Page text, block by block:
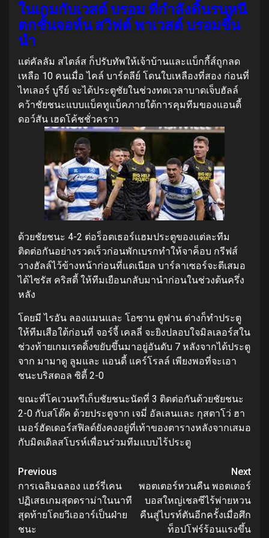
ในเกมกับเวสต์ บรอม ที่กําลังดิ้นรนหนี
ตกชั้นจอห์น สวิฟต์ พาเวสต์ บรอมขึ้น
นํา
แต่คัลลัม สไตล์ส ก็ปรับทัพให้เจ้าบ้านและแบ็กกี้ส์ถูกลด
เหลือ 10 คนเมื่อ ไคล์ บาร์ตลีย์ โดนใบเหลืองที่สอง ก่อนที่
ไทเลอร์ บูรีย์ จะได้ประตูชัยในช่วงทดเวลาบาดเจ็บฮัลล์
คว้าชัยชนะแบบแบ็คทูแบ็คภายใต้การคุมทีมของแอนดี้
ดอว์สัน เฮดโค้ชชั่วคราว
ด้วยชัยชนะ 4-2 ต่อร็อตเธอร์แฮมประตูของแต่ละทีม
ติดต่อกันอย่างรวดเร็วก่อนพักเบรกทําให้จาค็อบ กรีฟส์
วางฮัลล์ไว้ข้างหน้าก่อนที่แดเนียล บาร์ลาเซอร์จะตีเสมอ
ได้ไซรัส คริสตี้ ให้ทีมเยือนกลับมานําก่อนในช่วงต้นครึ่ง
หลัง
โดยมี ไรอัน ลองแมนและ โอซาน ตูฟาน ต่างก็ทําประตู
ให้ทีมเสือใต้ก่อนที่ จอร์จี้ เคลลี่ จะยิงปลอบใจมิลเลอร์สใน
ช่วงท้ายเกมเรดดิ้งขยับขึ้นมาอยู่อันดับ 7 หลังจากได้ประตู
จาก มามาดู ลูมและ แอนดี้ แคร์โรลล์ เพียงพอที่จะเอา
ชนะบริสตอล ซิตี้ 2-0
ขณะที่โคเวนทรีเก็บชัยชนะนัดที่ 3 ติดต่อกันด้วยชัยชนะ
2-0 กับสโต๊ค ด้วยประตูจาก เจมี่ อัลเลนและ กุสตาโว่ ฮา
เมอร์ฮัดเดอร์สฟิลด์ยังคงอยู่ที่เท้าของตารางหลังจากเสมอ
กับมิดเดิลสโบรห์เพื่อนร่วมทีมแบบไร้ประตู
Continue
Reading
Previous
การเฉลิมฉลอง แฮร์รี่เคน
ปฏิเสธเกมสุดดราม่าในนาที
สุดท้ายโดยวีเออาร์เป็นฝ่าย
ชนะ
Next
พอตเตอร์หวนคืน พอตเตอร์
บอสใหญ่เชลซีไร้พ่ายหวน
คืนสู่ไบรท์ตันอีกครั้งเมื่อศึก
ท็อปโฟร์ร้อนแรงขึ้น